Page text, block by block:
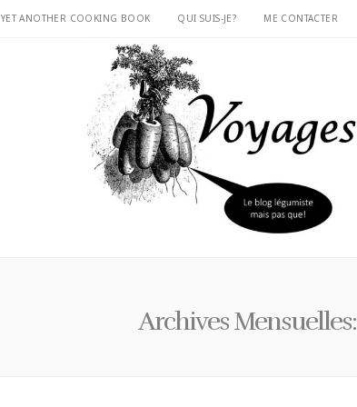
YET ANOTHER COOKING BOOK QUI SUIS-JE? ME CONTACTER
Archives Mensuelles: